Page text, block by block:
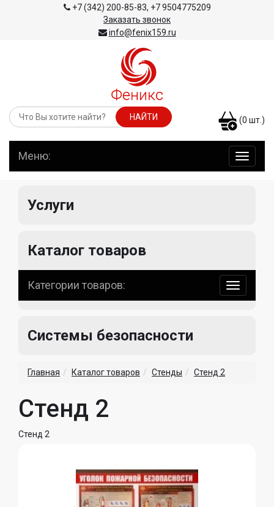
+7 (342) 200-85-83, +7 9504775209
Заказать звонок
info@fenix159.ru
(0 шт.)
по
Меню:
Услуги
Каталог товаров
по
Категории товаров:
Системы безопасности
Главная Каталог товаров Стенды Стенд 2
Стенд 2
Стенд 2